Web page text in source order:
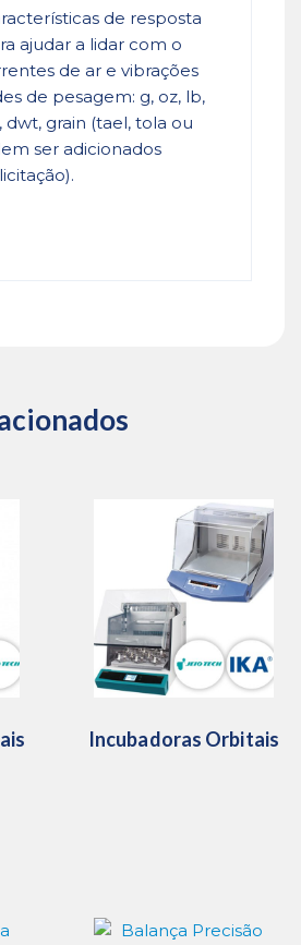
de resposta
ajudar a lidar com o
de ar e vibrações
de pesagem: g, oz, lb,
dwt, grain (tael, tola ou
ser adicionados
Incubadoras Orbitais